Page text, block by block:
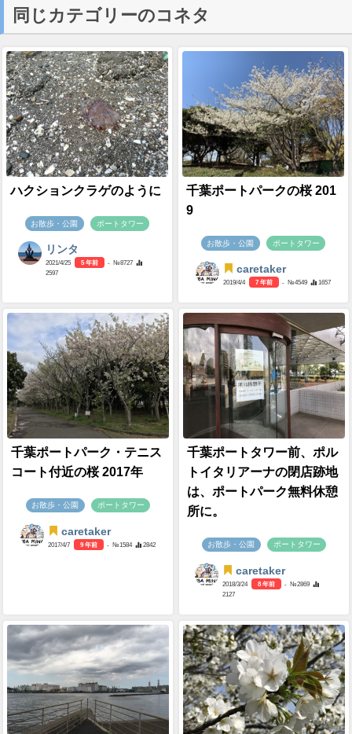
同じカテゴリーのコネタ
ハクションクラゲのように
お散歩・公園 ポートタワー
リンタ
2021/4/25 5 年前
- №8727
2597
千葉ポートパークの桜 201
9
お散歩・公園 ポートタワー
caretaker
2019/4/4 7 年前 - №4549 1657
千葉ポートパーク・テニス
コート付近の桜 2017年
お散歩・公園 ポートタワー
caretaker
2017/4/7 9 年前 - №1584 2842
千葉ポートタワー前、ポル
トイタリアーナの閉店跡地
は、ポートパーク無料休憩
所に。
お散歩・公園 ポートタワー
caretaker
2018/3/24 8 年前
- №2869
2127